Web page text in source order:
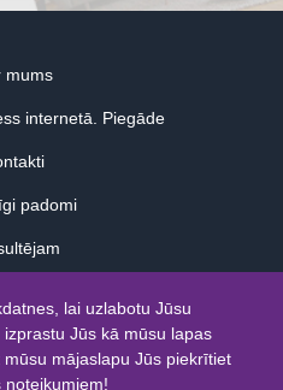
mums
internetā. Piegāde
padomi
lai uzlabotu Jūsu
Jūs kā mūsu lapas
mājaslapu Jūs piekrītiet
noteikumiem!